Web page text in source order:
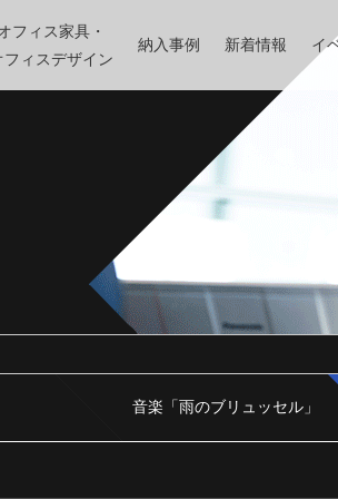
フィス家具・
フィスデザイン
納入事例 新着情報 イ
音楽「雨のブリュッセル」